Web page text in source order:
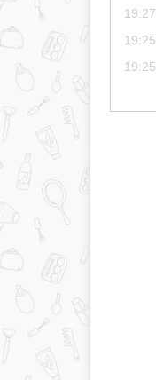
19:27
19:25
19:25